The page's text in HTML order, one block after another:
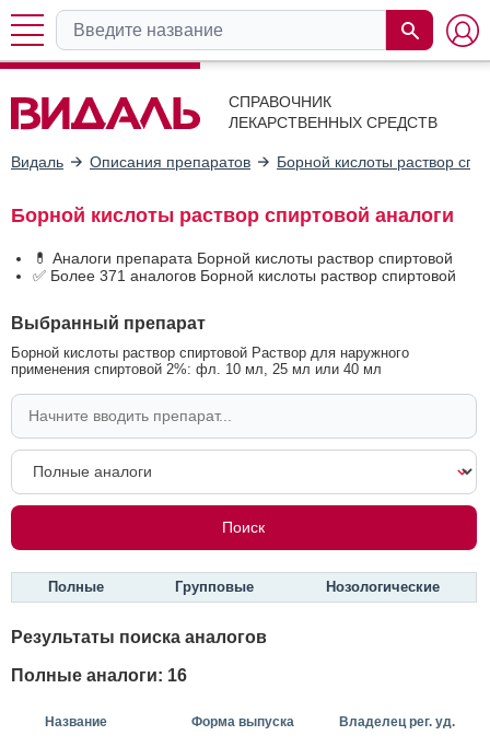
СПРАВОЧНИК
ЛЕКАРСТВЕННЫХ СРЕДСТВ
Видаль Описания препаратов Борной кислоты раствор
Борной кислоты раствор спиртовой аналоги
💊 Аналоги препарата Борной кислоты раствор спиртовой
✅ Более 371 аналогов Борной кислоты раствор спиртовой
Выбранный препарат
Борной кислоты раствор спиртовой Раствор для наружного
применения спиртовой 2%: фл. 10 мл, 25 мл или 40 мл
Полные Групповые Нозологические
Результаты поиска аналогов
Полные аналоги: 16
Название Форма выпуска Владелец рег. уд.